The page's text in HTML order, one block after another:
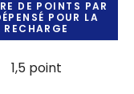
DE POINTS PAR
POUR LA
RECHARGE
1,5 point